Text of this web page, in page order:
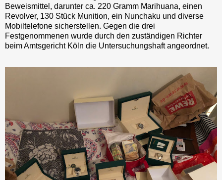
Beweismittel, darunter ca. 220 Gramm Marihuana, einen
Revolver, 130 Stück Munition, ein Nunchaku und diverse
Mobiltelefone sicherstellen. Gegen die drei
Festgenommenen wurde durch den zuständigen Richter
beim Amtsgericht Köln die Untersuchungshaft angeordnet.